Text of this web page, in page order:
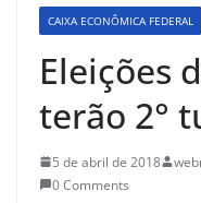
CAIXA ECONÔMICA FEDERAL
Eleições
terão 2°
5 de abril de 2018
0 Comments